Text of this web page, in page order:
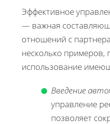
Эффективное
— важная
отношений с
несколько
использование
Введение
управление
позволяет